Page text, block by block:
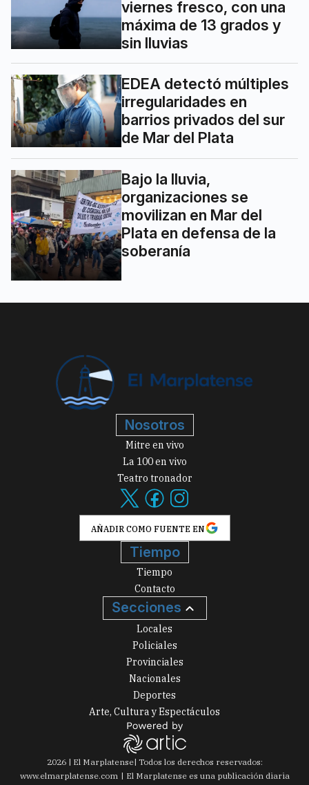
viernes fresco, con una
máxima de 13 grados y
sin lluvias
EDEA detectó múltiples
irregularidades en
barrios privados del sur
de Mar del Plata
Bajo la lluvia,
organizaciones se
movilizan en Mar del
Plata en defensa de la
soberanía
Nosotros
Mitre en vivo
La 100 en vivo
Teatro tronador
AÑADIR COMO FUENTE EN
Tiempo
Tiempo
Contacto
Secciones
Locales
Policiales
Provinciales
Nacionales
Deportes
Arte, Cultura y Espectáculos
2026| El Marplatense| Todos los derechos reservados:
www.elmarplatense.com
El Marplatense es una publicación diaria